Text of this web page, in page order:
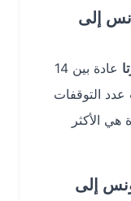
عادة بين 14